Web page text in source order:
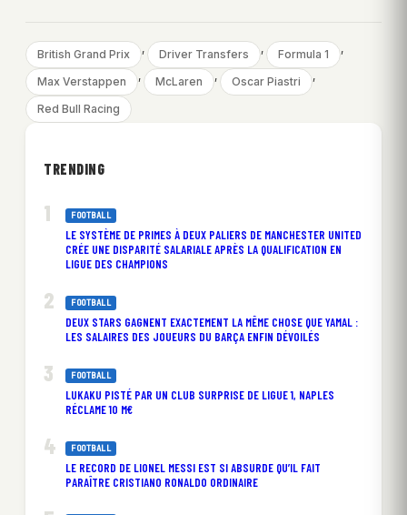
British Grand Prix , Driver Transfers , Formula 1 ,
Max Verstappen , McLaren , Oscar Piastri ,
Red Bull Racing
TRENDING
FOOTBALL
LE SYSTÈME DE PRIMES À DEUX PALIERS DE MANCHESTER UNITED
CRÉE UNE DISPARITÉ SALARIALE APRÈS LA QUALIFICATION EN
LIGUE DES CHAMPIONS
FOOTBALL
DEUX STARS GAGNENT EXACTEMENT LA MÊME CHOSE QUE YAMAL :
LES SALAIRES DES JOUEURS DU BARÇA ENFIN DÉVOILÉS
FOOTBALL
LUKAKU PISTÉ PAR UN CLUB SURPRISE DE LIGUE 1, NAPLES
RÉCLAME 10 M€
FOOTBALL
LE RECORD DE LIONEL MESSI EST SI ABSURDE QU’IL FAIT
PARAÎTRE CRISTIANO RONALDO ORDINAIRE